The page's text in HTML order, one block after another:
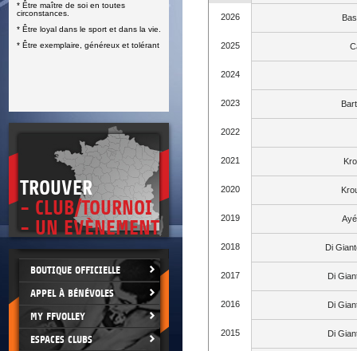
* Être maître de soi en toutes
circonstances.
* Être loyal dans le sport et dans la vie.
* Être exemplaire, généreux et tolérant
TROUVER
- CLUB/TOURNOI
- UN EVÈNEMENT
BOUTIQUE OFFICIELLE
APPEL À BÉNÉVOLES
MY FFVOLLEY
ESPACES CLUBS
2026
2025
2024
2023
2022
2021
2020
2019
2018 Di
2017 Di
2016 Di
2015 Di